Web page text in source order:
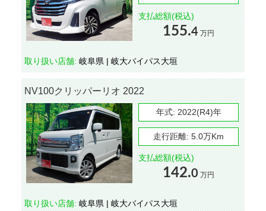
支払総額(税込)
155.4 万円
取り扱い店舗: 岐阜県 | 岐大バイパス大垣
NV100クリッパーリオ 2022
年式: 2022(R4)年
走行距離: 5.0万Km
支払総額(税込)
142.0 万円
取り扱い店舗: 岐阜県 | 岐大バイパス大垣